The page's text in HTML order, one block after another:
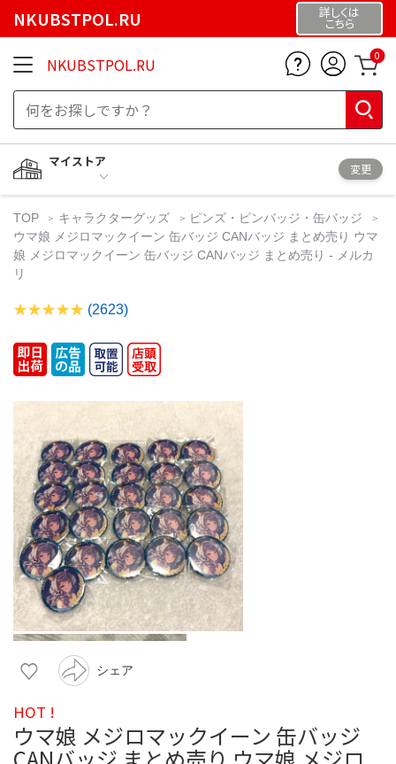
NKUBSTPOL.RU 詳しくは
こちら
NKUBSTPOL.RU 0
マイストア
変更
TOP キャラクターグッズ
ピンズ・ピンバッジ・缶バッジ
ウマ娘 メジロマックイーン 缶バッジ CANバッジ まとめ売り ウマ
娘 メジロマックイーン 缶バッジ CANバッジ まとめ売り - メルカ
リ
(2623)
シェア
HOT !
ウマ娘 メジロマックイーン 缶バッジ